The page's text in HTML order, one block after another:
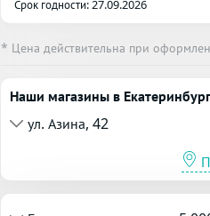
Срок годности: 27.09.2026
* Цена действительна при
Наши магазины в
ул. Азина, 42